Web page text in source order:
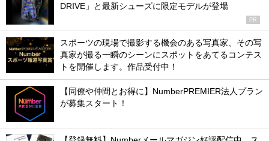
DRIVE」と最新シューズに限定モデルが登場
PR
スポーツの現場で撮影する機会のある写真家、その写
真家が撮る一瞬のシーンにスポットをあてるコンテス
トを開催します。作品受付中！
【同僚や仲間とお得に】NumberPREMIER法人プラン
が募集スタート！